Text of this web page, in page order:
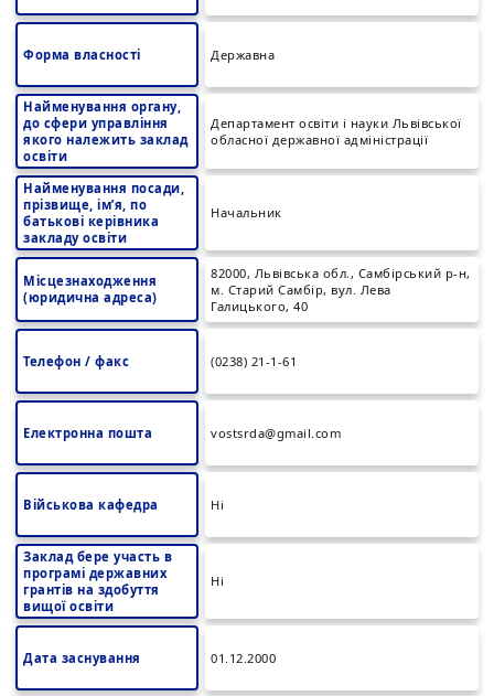
Форма власності Державна
Найменування органу,
до сфери управління
якого належить заклад
освіти
Департамент освіти і науки Львівської
обласної державної адміністрації
Найменування посади,
прізвище, ім’я, по
батькові керівника
закладу освіти
Начальник
Місцезнаходження
(юридична адреса)
82000, Львівська обл., Самбірський р-н,
м. Старий Самбір, вул. Лева
Галицького, 40
Телефон / факс (0238) 21-1-61
Електронна пошта vostsrda@gmail.com
Військова кафедра Ні
Заклад бере участь в
програмі державних
грантів на здобуття
вищої освіти
Ні
Дата заснування 01.12.2000